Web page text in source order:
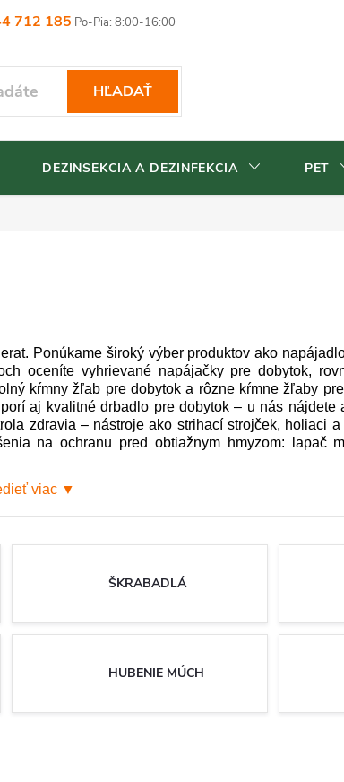
712 185
poriadok Vrátenia tovaru
HĽADAŤ
DEZINSEKCIA A DEZINFEKCIA PET
Ponúkame široký výber produktov ako
oceníte vyhrievané napájačky pre dobytok,
kŕmny žľab pre dobytok a rôzne kŕmne žľaby
aj kvalitné drbadlo pre dobytok – u nás nájdete
zdravia – nástroje ako strihací strojček, holiaci
na ochranu pred obtiažnym hmyzom: lapač
viac ▼
ŠKRABADLÁ
HUBENIE MÚCH